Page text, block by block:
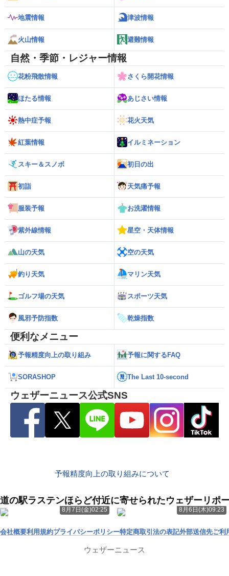
地震情報 津波情報
火山情報 避難情報
自然・季節・レジャー情報
花粉飛散情報 さくら開花情報
ほたる情報 あじさい情報
熱中症予報 花火天気
紅葉情報 イルミネーション
スキー＆スノボ 初日の出
初詣 天気痛予報
服装予報 お洗濯情報
紫外線情報 星空・天体情報
山の天気 空の天気
釣り天気 マリン天気
ゴルフ場の天気 スポーツ天気
風邪予防指数 乾燥指数
便利なメニュー
予報精度向上の取り組み 予報に関するFAQ
SORASHOP The Last 10-second
ウェザーニュース公式SNS
予報精度向上の取り組みについて
道の駅ラステンほらど付近に寄せられたウェザーリポ
8月7日(金)02:25 8月6日(木)09:23
会社概要利用規約プライバシーポリシー特定商取引法の表記外部送信先ご利
ウェザーニュース